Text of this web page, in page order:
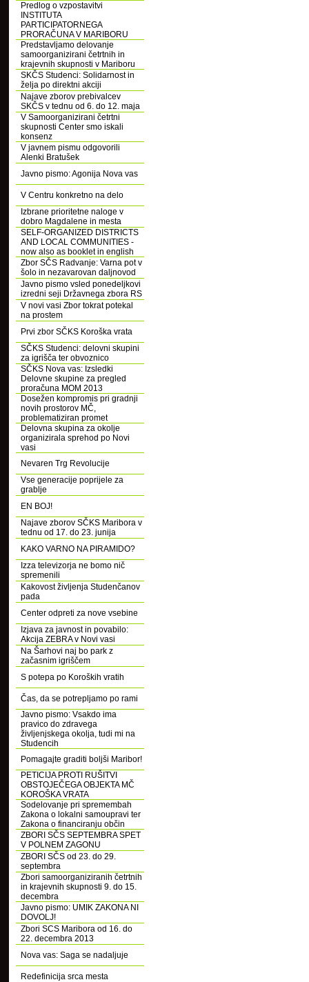
Predlog o vzpostavitvi
INSTITUTA
PARTICIPATORNEGA
PRORAČUNA V MARIBORU
Predstavljamo delovanje
samoorganizirani četrtnih in
krajevnih skupnosti v Mariboru
SKČS Studenci: Solidarnost in
želja po direktni akciji
Najave zborov prebivalcev
SKČS v tednu od 6. do 12. maja
V Samoorganizirani četrtni
skupnosti Center smo iskali
konsenz
V javnem pismu odgovorili
Alenki Bratušek
Javno pismo: Agonija Nova vas
V Centru konkretno na delo
Izbrane prioritetne naloge v
dobro Magdalene in mesta
SELF-ORGANIZED DISTRICTS
AND LOCAL COMMUNITIES -
now also as booklet in english
Zbor SČS Radvanje: Varna pot v
šolo in nezavarovan daljnovod
Javno pismo vsled ponedeljkovi
izredni seji Državnega zbora RS
V novi vasi Zbor tokrat potekal
na prostem
Prvi zbor SČKS Koroška vrata
SČKS Studenci: delovni skupini
za igrišča ter obvoznico
SČKS Nova vas: Izsledki
Delovne skupine za pregled
proračuna MOM 2013
Dosežen kompromis pri gradnji
novih prostorov MČ,
problematiziran promet
Delovna skupina za okolje
organizirala sprehod po Novi
vasi
Nevaren Trg Revolucije
Vse generacije poprijele za
grablje
EN BOJ!
Najave zborov SČKS Maribora v
tednu od 17. do 23. junija
KAKO VARNO NA PIRAMIDO?
Izza televizorja ne bomo nič
spremenili
Kakovost življenja Studenčanov
pada
Center odpreti za nove vsebine
Izjava za javnost in povabilo:
Akcija ZEBRA v Novi vasi
Na Šarhovi naj bo park z
začasnim igriščem
S potepa po Koroških vratih
Čas, da se potrepljamo po rami
Javno pismo: Vsakdo ima
pravico do zdravega
življenjskega okolja, tudi mi na
Studencih
Pomagajte graditi boljši Maribor!
PETICIJA PROTI RUŠITVI
OBSTOJEČEGA OBJEKTA MČ
KOROŠKA VRATA
Sodelovanje pri spremembah
Zakona o lokalni samoupravi ter
Zakona o financiranju občin
ZBORI SČS SEPTEMBRA SPET
V POLNEM ZAGONU
ZBORI SČS od 23. do 29.
septembra
Zbori samoorganiziranih četrtnih
in krajevnih skupnosti 9. do 15.
decembra
Javno pismo: UMIK ZAKONA NI
DOVOLJ!
Zbori SCS Maribora od 16. do
22. decembra 2013
Nova vas: Saga se nadaljuje
Redefinicija srca mesta